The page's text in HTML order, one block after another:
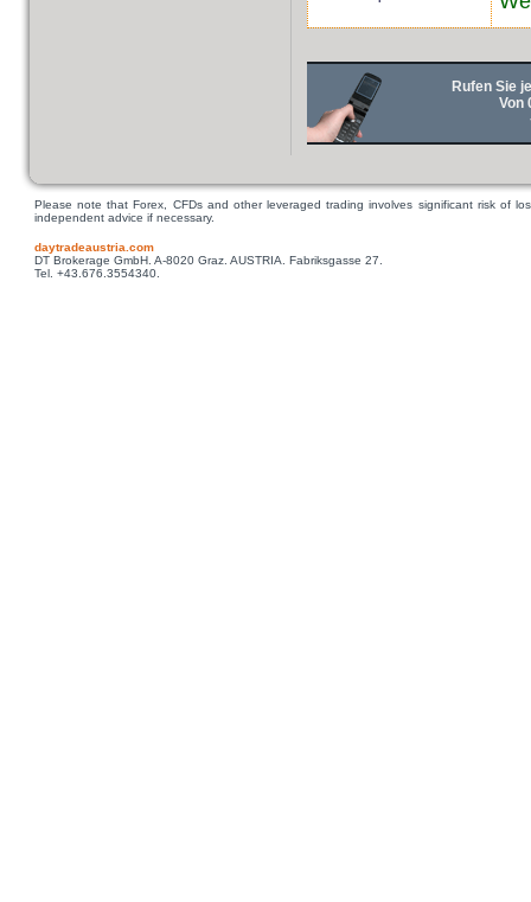
Rufen Sie
Von
Please note that Forex, CFDs and other leveraged trading involves significant risk of
independent advice if necessary.
daytradeaustria.com
DT Brokerage GmbH. A-8020 Graz. AUSTRIA. Fabriksgasse 27.
Tel. +43.676.3554340.